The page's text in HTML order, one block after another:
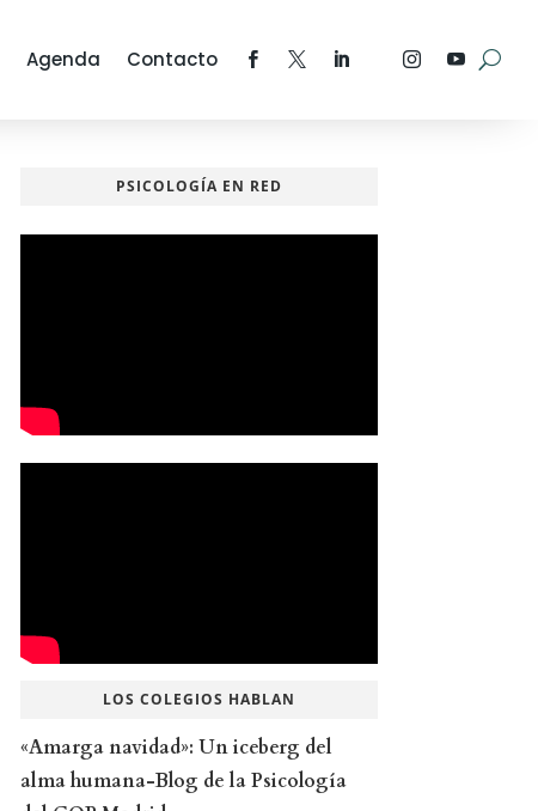
Agenda Contacto
PSICOLOGÍA EN RED
LOS COLEGIOS HABLAN
«Amarga navidad»: Un iceberg del
alma humana-Blog de la Psicología